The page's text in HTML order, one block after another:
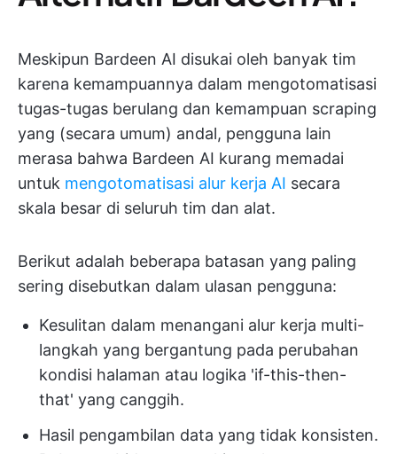
Meskipun Bardeen AI disukai oleh banyak tim
karena kemampuannya dalam mengotomatisasi
tugas-tugas berulang dan kemampuan scraping
yang (secara umum) andal, pengguna lain
merasa bahwa Bardeen AI kurang memadai
untuk mengotomatisasi alur kerja AI secara
skala besar di seluruh tim dan alat.
Berikut adalah beberapa batasan yang paling
sering disebutkan dalam ulasan pengguna:
Kesulitan dalam menangani alur kerja multi-
langkah yang bergantung pada perubahan
kondisi halaman atau logika 'if-this-then-
that' yang canggih.
Hasil pengambilan data yang tidak konsisten.